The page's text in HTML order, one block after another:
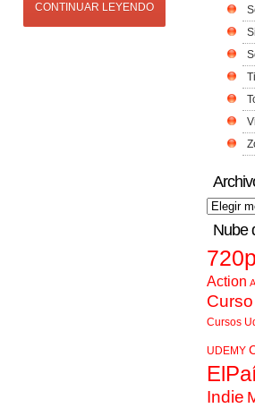
CONTINUAR LEYENDO
Nube
Action
Cursos
UDEMY
Indie